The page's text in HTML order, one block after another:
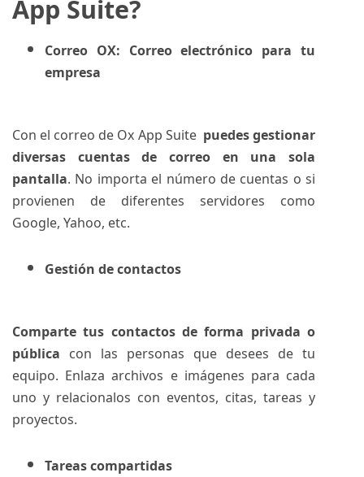
App Suite?
Correo OX: Correo electrónico para tu
empresa
Con el correo de Ox App Suitepuedes gestionar
diversas cuentas de correo en una sola
pantalla. No importa el número de cuentas o si
provienen de diferentes servidores como
Google, Yahoo, etc.
Gestión de contactos
Comparte tus contactos de forma privada o
pública con las personas que desees de tu
equipo. Enlaza archivos e imágenes para cada
uno y relacionalos con eventos, citas, tareas y
proyectos.
Tareas compartidas